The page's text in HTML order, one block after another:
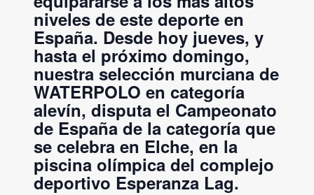
niveles de este deporte en
España. Desde hoy jueves, y
hasta el próximo domingo,
nuestra selección murciana de
WATERPOLO en categoría
alevín, disputa el Campeonato
de España de la categoría que
se celebra en Elche, en la
piscina olímpica del complejo
deportivo Esperanza Lag.